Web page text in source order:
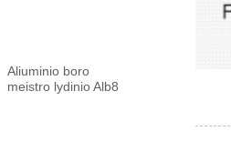
Aliuminio boro
meistro lydinio Alb8